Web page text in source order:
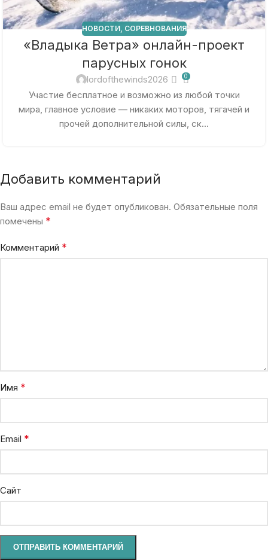
НОВОСТИ, СОРЕВНОВАНИЯ
«Владыка Ветра» онлайн-проект
парусных гонок
lordofthewinds2026 0
Участие бесплатное и возможно из любой точки
мира, главное условие — никаких моторов, тягачей и
прочей дополнительной силы, ск...
Добавить комментарий
Ваш адрес email не будет опубликован. Обязательные поля
помечены *
Комментарий *
Имя *
Email *
Сайт